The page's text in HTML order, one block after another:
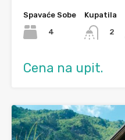
Spavaće Sobe
4
Kupatila
2
Cena na upit.